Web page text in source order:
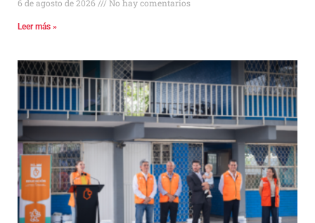
6 de agosto de 2026 No hay comentarios
Leer más »